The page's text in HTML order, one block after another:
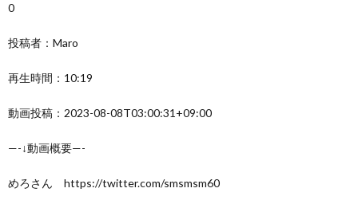
0
投稿者：Maro
再生時間：10:19
動画投稿：2023-08-08T03:00:31+09:00
—-↓動画概要—-
めろさん https://twitter.com/smsmsm60